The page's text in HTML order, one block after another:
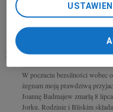
JOANNA
W poczuciu bezsilności wobec
żegnam moją prawdziwą
Joannę Badmajew zmarłą 8
Jorku. Rodzinie i Bliskim